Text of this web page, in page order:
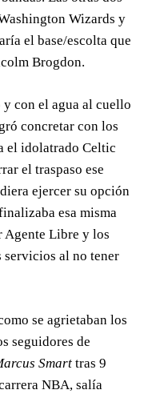
Wizards y
el base/escolta que
Brogdon.
y con el agua al cuello
concretar con los
el idolatrado Celtic
el traspaso ese
ejercer su opción
esa misma
Agente Libre y los
servicios al no tener
se agrietaban los
seguidores de
Smart tras 9
NBA, salía